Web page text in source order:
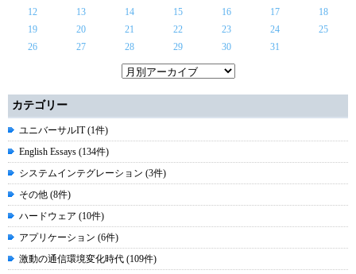
12
13 14 15 16 17
18
19
20 21 22 23 24
25
26
27 28 29 30 31
カテゴリー
ユニバーサルIT (1件)
English Essays (134件)
システムインテグレーション (3件)
その他 (8件)
ハードウェア (10件)
アプリケーション (6件)
激動の通信環境変化時代 (109件)